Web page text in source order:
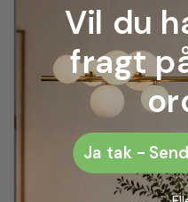
Vil du
fragt
Ja tak -